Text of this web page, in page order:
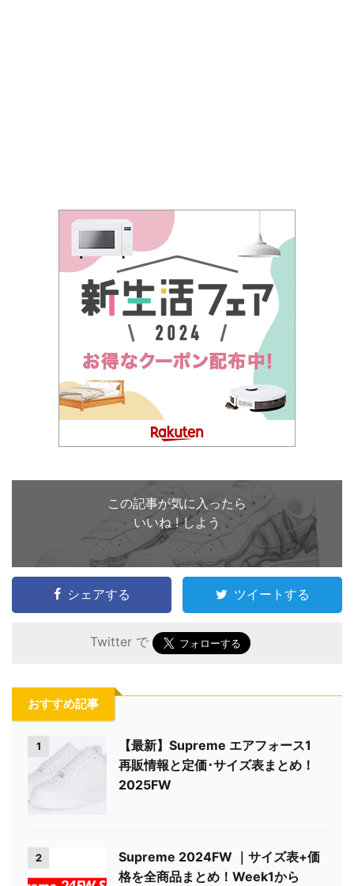
この記事が気に入ったら
いいね ! しよう
シェアする ツイートする
Twitter で
おすすめ記事
1
【最新】Supreme エアフォース1
再販情報と定価･サイズ表まとめ！
2025FW
2
Supreme 2024FW ｜サイズ表+価
格を全商品まとめ！Week1から